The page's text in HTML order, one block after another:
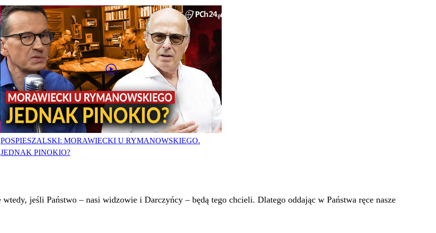
POSPIESZALSKI: MORAWIECKI U RYMANOWSKIEGO.
JEDNAK PINOKIO?
jeśli Państwo – nasi widzowie i Darczyńcy – będą tego chcieli. Dlatego oddając w Państwa ręce nasze